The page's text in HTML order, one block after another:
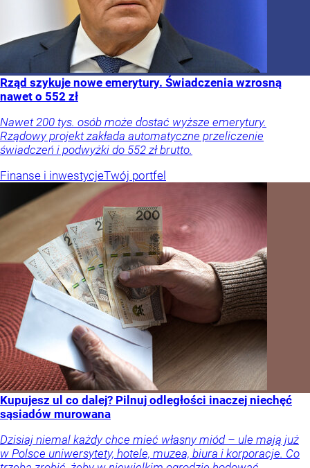
Rząd szykuje nowe emerytury. Świadczenia wzrosną
nawet o 552 zł
Nawet 200 tys. osób może dostać wyższe emerytury.
Rządowy projekt zakłada automatyczne przeliczenie
świadczeń i podwyżki do 552 zł brutto.
Finanse i inwestycjeTwój portfel
Kupujesz ul co dalej? Pilnuj odległości inaczej niechęć
sąsiadów murowana
Dzisiaj niemal każdy chce mieć własny miód – ule mają już
w Polsce uniwersytety, hotele, muzea, biura i korporacje. Co